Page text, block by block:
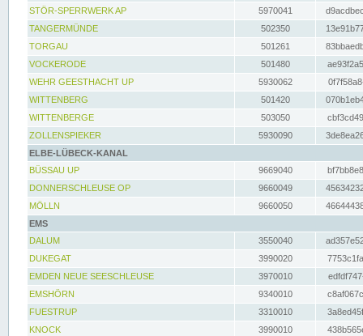
STÖR-SPERRWERK AP 5970041
TANGERMÜNDE
502350
TORGAU
501261
VOCKERODE
501480
WEHR GEESTHACHT UP
5930062
WITTENBERG
501420
WITTENBERGE
503050
ZOLLENSPIEKER
5930090
ELBE-LÜBECK-KANAL
BÜSSAU UP
9669040
DONNERSCHLEUSE OP
9660049
MÖLLN
9660050
EMS
DALUM
3550040
DUKEGAT
3990020
EMDEN NEUE SEESCHLEUSE
3970010
EMSHÖRN
9340010
FUESTRUP
3310010
KNOCK
3990010